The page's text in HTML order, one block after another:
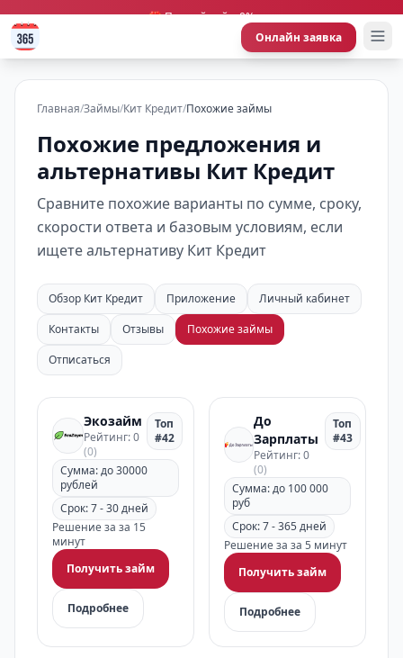
🎁 Первый займ 0%
Онлайн заявка
Главная/Займы/Кит Кредит/Похожие займы
Похожие предложения и
альтернативы Кит Кредит
Сравните похожие варианты по сумме, сроку,
скорости ответа и базовым условиям, если
ищете альтернативу Кит Кредит
Обзор Кит Кредит Приложение
Личный кабинет
Контакты
Отзывы
Похожие займы
Отписаться
Экозайм
Рейтинг: 0
(0)
Топ
#42
Сумма: до 30000
рублей
Срок: 7 - 30 дней
Решение за за 15
минут
Получить займ
Подробнее
До
Зарплаты
Рейтинг: 0
(0)
Топ
#43
Сумма: до 100 000
руб
Срок: 7 - 365 дней
Решение за за 5 минут
Получить займ
Подробнее